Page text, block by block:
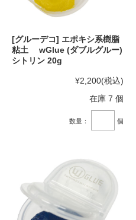
[グルーデコ] エポキシ系樹脂
粘土 wGlue (ダブルグルー)
シトリン 20g
¥2,200(税込)
在庫 7 個
数量： 個